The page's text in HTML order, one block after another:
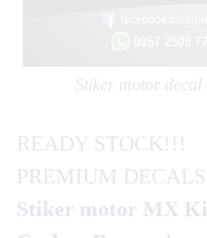
Stiker motor
READY STOCK!!!
PREMIUM
Stiker motor MX